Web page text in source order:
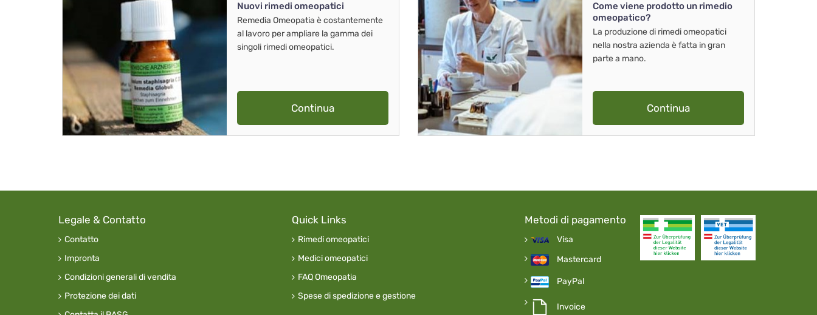
Nuovi rimedi omeopatici
Remedia Omeopatia è costantemente
al lavoro per ampliare la gamma dei
singoli rimedi omeopatici.
Continua
Come viene prodotto un rimedio
omeopatico?
La produzione di rimedi omeopatici
nella nostra azienda è fatta in gran
parte a mano.
Continua
Legale & Contatto
Contatto
Impronta
Condizioni generali di vendita
Protezione dei dati
Quick Links
Rimedi omeopatici
Medici omeopatici
FAQ Omeopatia
Spese di spedizione e gestione
Metodi di pagamento
Visa
Mastercard
PayPal
Invoice